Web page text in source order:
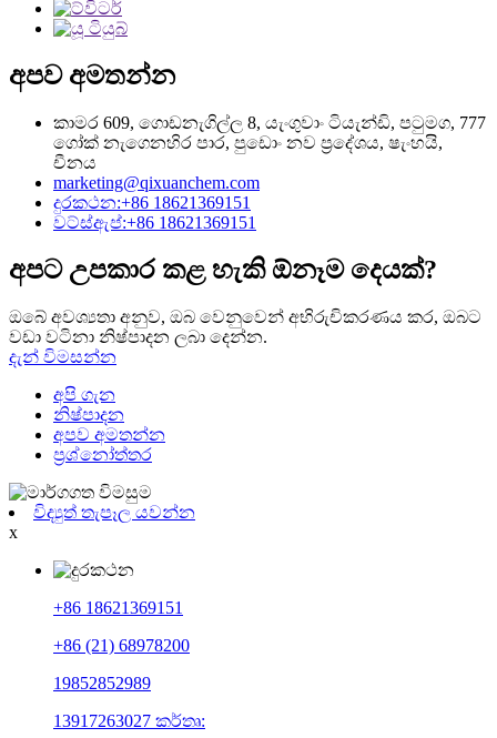
අපව අමතන්න
කාමර 609, ගොඩනැගිල්ල 8, යැංගුවාං ටියැන්ඩි, පටුමග, 777
ගෝක් නැගෙනහිර පාර, පුඩොං නව ප්‍රදේශය, ෂැංහයි,
චීනය
marketing@qixuanchem.com
දුරකථන:+86 18621369151
වට්ස්ඇප්:+86 18621369151
අපට උපකාර කළ හැකි ඕනෑම දෙයක්?
ඔබේ අවශ්‍යතා අනුව, ඔබ වෙනුවෙන් අභිරුචිකරණය කර, ඔබට
වඩා වටිනා නිෂ්පාදන ලබා දෙන්න.
දැන් විමසන්න
අපි ගැන
නිෂ්පාදන
අපව අමතන්න
ප්‍රශ්නෝත්තර
විද්‍යුත් තැපෑල යවන්න
x
+86 18621369151
+86 (21) 68978200
19852852989
13917263027 කර්තෘ: